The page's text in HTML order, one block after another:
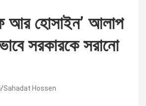
আর হোসাইন’ আলাপ
সরকারকে সরানো
Sahadat Hossen